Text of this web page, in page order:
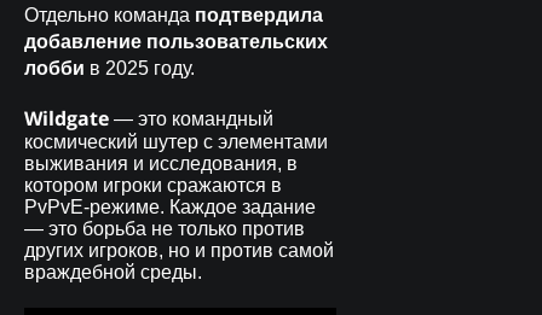
Отдельно команда подтвердила
добавление пользовательских
лобби в 2025 году.
Wildgate — это командный
космический шутер с элементами
выживания и исследования, в
котором игроки сражаются в
PvPvE-режиме. Каждое задание
— это борьба не только против
других игроков, но и против самой
враждебной среды.